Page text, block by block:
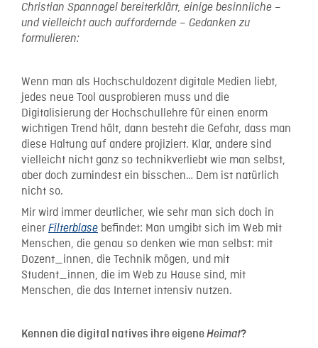
Christian Spannagel bereiterklärt, einige besinnliche –
und vielleicht auch auffordernde – Gedanken zu
formulieren:
Wenn man als Hochschuldozent digitale Medien liebt,
jedes neue Tool ausprobieren muss und die
Digitalisierung der Hochschullehre für einen enorm
wichtigen Trend hält, dann besteht die Gefahr, dass man
diese Haltung auf andere projiziert. Klar, andere sind
vielleicht nicht ganz so technikverliebt wie man selbst,
aber doch zumindest ein bisschen… Dem ist natürlich
nicht so.
Mir wird immer deutlicher, wie sehr man sich doch in
einer Filterblase befindet: Man umgibt sich im Web mit
Menschen, die genau so denken wie man selbst: mit
Dozent_innen, die Technik mögen, und mit
Student_innen, die im Web zu Hause sind, mit
Menschen, die das Internet intensiv nutzen.
Kennen die digital natives ihre eigeneHeimat?